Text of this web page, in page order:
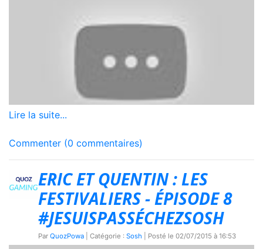
Lire la suite...
Commenter (0 commentaires)
ERIC ET QUENTIN : LES
FESTIVALIERS - ÉPISODE 8
#JESUISPASSÉCHEZSOSH
Par QuozPowa | Catégorie : Sosh | Posté le 02/07/2015 à 16:53